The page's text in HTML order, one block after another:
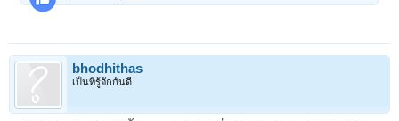
bhodhithas
เป็นที่รู้จักกันดี